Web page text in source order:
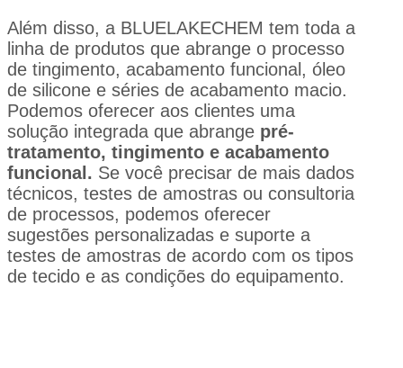
Além disso, a BLUELAKECHEM tem toda a
linha de produtos que abrange o processo
de tingimento, acabamento funcional, óleo
de silicone e séries de acabamento macio.
Podemos oferecer aos clientes uma
solução integrada que abrange pré-
tratamento, tingimento e acabamento
funcional. Se você precisar de mais dados
técnicos, testes de amostras ou consultoria
de processos, podemos oferecer
sugestões personalizadas e suporte a
testes de amostras de acordo com os tipos
de tecido e as condições do equipamento.